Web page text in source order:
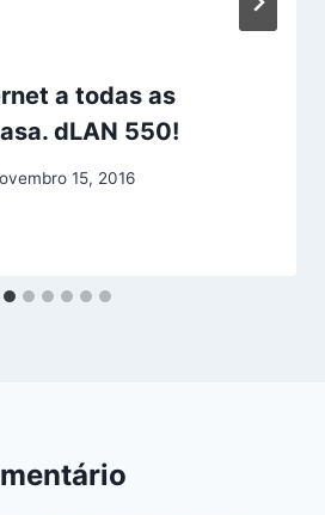
a todas as
dLAN 550!
15, 2016